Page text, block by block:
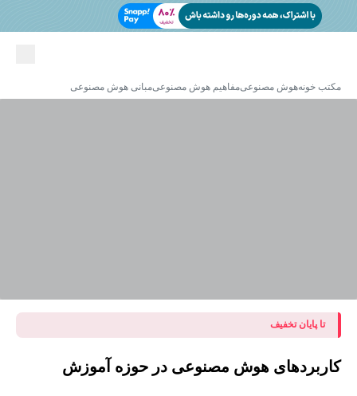
مکتب خونههوش مصنوعیمفاهیم هوش مصنوعیمبانی هوش مصنوعی
تا پایان تخفیف
کاربردهای هوش مصنوعی در حوزه آموزش